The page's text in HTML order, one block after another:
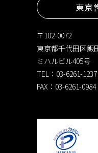
東京
〒102-0072
東京都千代田区飯
ミハルビル405号
TEL：03-6261-1237
FAX：03-6261-0984